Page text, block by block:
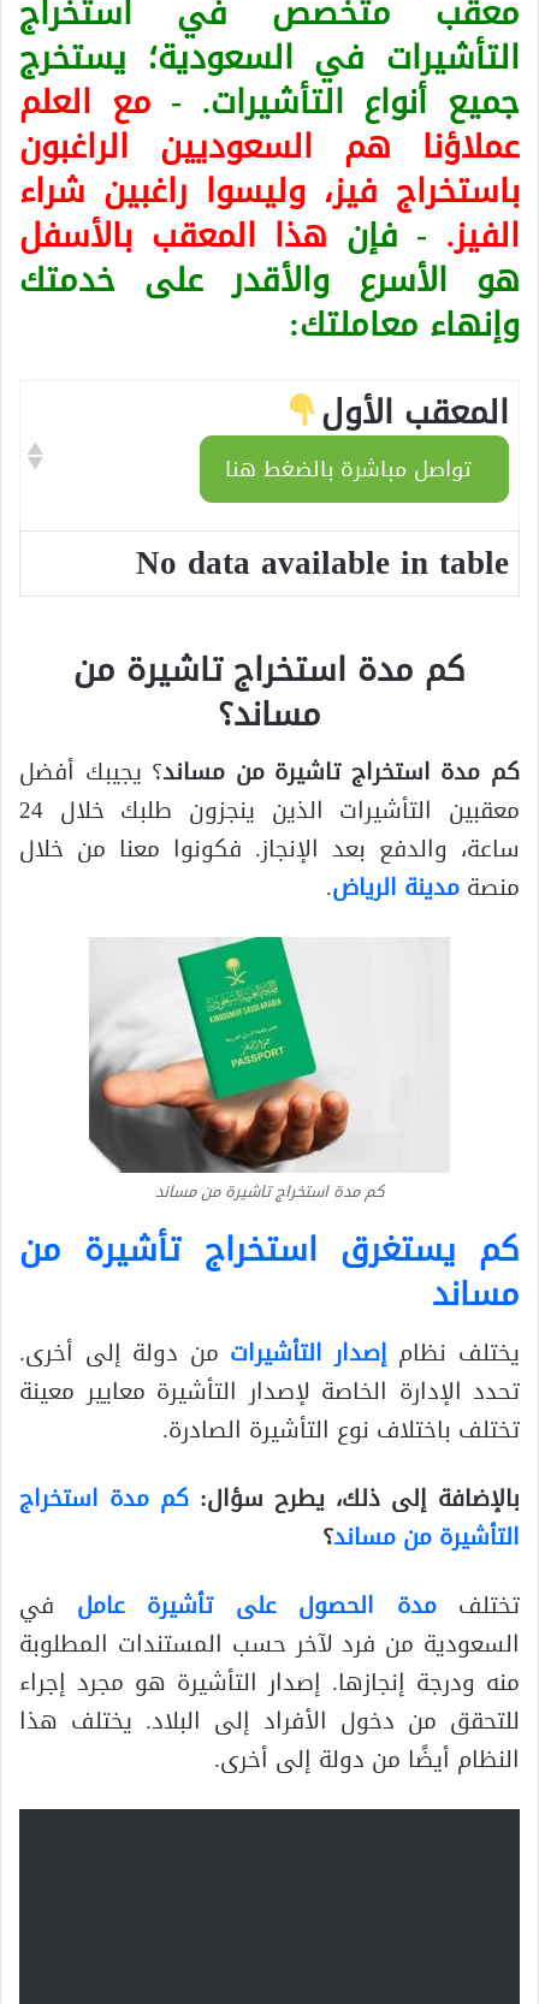
معقب متخصص في استخراج
التأشيرات في السعودية؛ يستخرج
جميع أنواع التأشيرات. - مع العلم
عملاؤنا هم السعوديين الراغبون
باستخراج فيز، وليسوا راغبين شراء
الفيز. - فإن هذا المعقب بالأسفل
هو الأسرع والأقدر على خدمتك
وإنهاء معاملتك:
المعقب الأول
تواصل مباشرة بالضغط هنا
No data available in table
كم مدة استخراج تاشيرة من
مساند؟
كم مدة استخراج تاشيرة من مساند؟ يجيبك أفضل
معقبين التأشيرات الذين ينجزون طلبك خلال 24
ساعة، والدفع بعد الإنجاز. فكونوا معنا من خلال
منصةمدينة الرياض.
كم مدة استخراج تاشيرة من مساند
كم يستغرق استخراج تأشيرة من
مساند
يختلف نظامإصدار التأشيرات من دولة إلى أخرى.
تحدد الإدارة الخاصة لإصدار التأشيرة معايير معينة
تختلف باختلاف نوع التأشيرة الصادرة.
بالإضافة إلى ذلك، يطرح سؤال: كم مدة استخراج
التأشيرة من مساند؟
تختلفمدة الحصول على تأشيرة عامل في
السعودية من فرد لآخر حسب المستندات المطلوبة
منه ودرجة إنجازها. إصدار التأشيرة هو مجرد إجراء
للتحقق من دخول الأفراد إلى البلاد. يختلف هذا
النظام أيضًا من دولة إلى أخرى.